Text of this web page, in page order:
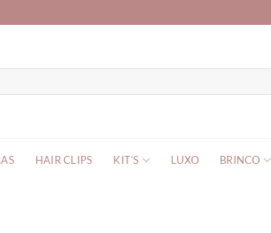
HAIR CLIPS KIT’S LUXO BRINCO